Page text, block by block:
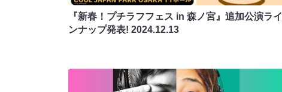
『新春！プチラフフェス in 森ノ宮』追加公演ライ
ンナップ発表! 2024.12.13